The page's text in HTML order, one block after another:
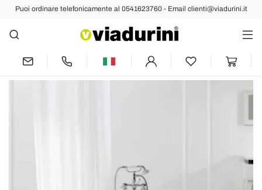
Puoi ordinare telefonicamente al 0541623760 - Email clienti@viadurini.it
Indietro Prec Succ
Vasca da bagno freestanding in ghisa
con piedini vintage Hall